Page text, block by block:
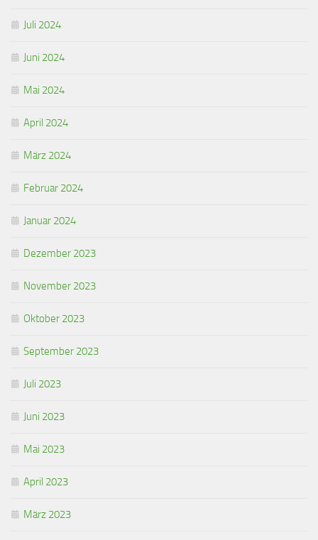
Juli 2024
Juni 2024
Mai 2024
April 2024
März 2024
Februar 2024
Januar 2024
Dezember 2023
November 2023
Oktober 2023
September 2023
Juli 2023
Juni 2023
Mai 2023
April 2023
März 2023